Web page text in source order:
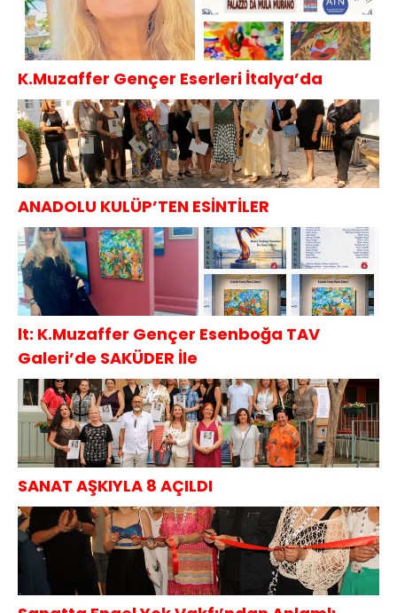
K.Muzaffer Gençer Eserleri İtalya’da
ANADOLU KULÜP’TEN ESİNTİLER
lt: K.Muzaffer Gençer Esenboğa TAV
Galeri’de SAKÜDER İle
SANAT AŞKIYLA 8 AÇILDI